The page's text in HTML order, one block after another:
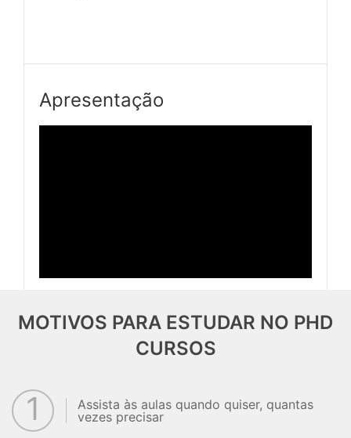
Apresentação
MOTIVOS PARA ESTUDAR NO PHD
CURSOS
1
Assista às aulas quando quiser, quantas
vezes precisar